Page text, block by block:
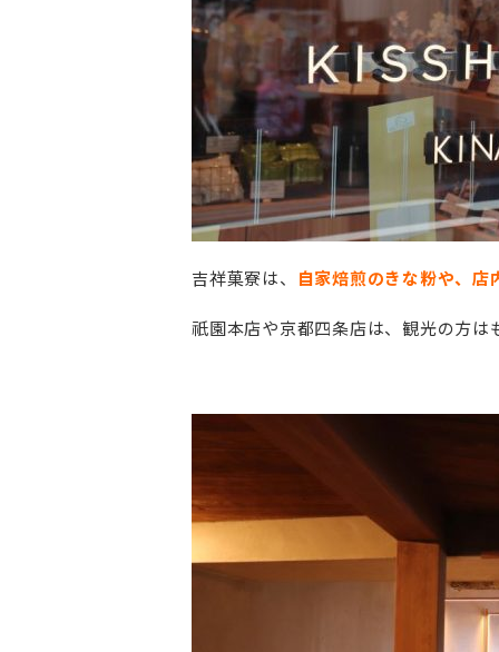
吉祥菓寮は、 自家焙煎のきな粉や、店
祇園本店や京都四条店は、観光の方は